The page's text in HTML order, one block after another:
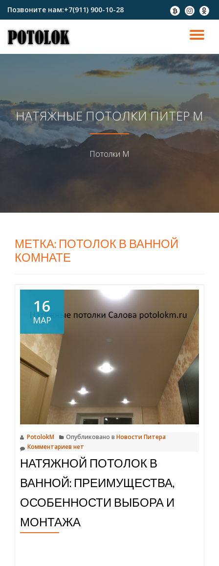
содержимому
Позвоните нам:+7(911) 900-10-28
fa-
btc
fa-
instagram
fa-
НАТЯЖНЫЕ ПОТОЛКИ ПИТЕР М
Потолки М
МЕТКА: ПОТОЛОК В ВАННОЙ
КОМНАТЕ
16
МАР
PotolokM Опубликовано в Новости Питера
Комментариев нет
НАТЯЖНОЙ ПОТОЛОК В
ВАННОЙ: ПРЕИМУЩЕСТВА,
ОСОБЕННОСТИ ВЫБОРА И
МОНТАЖА